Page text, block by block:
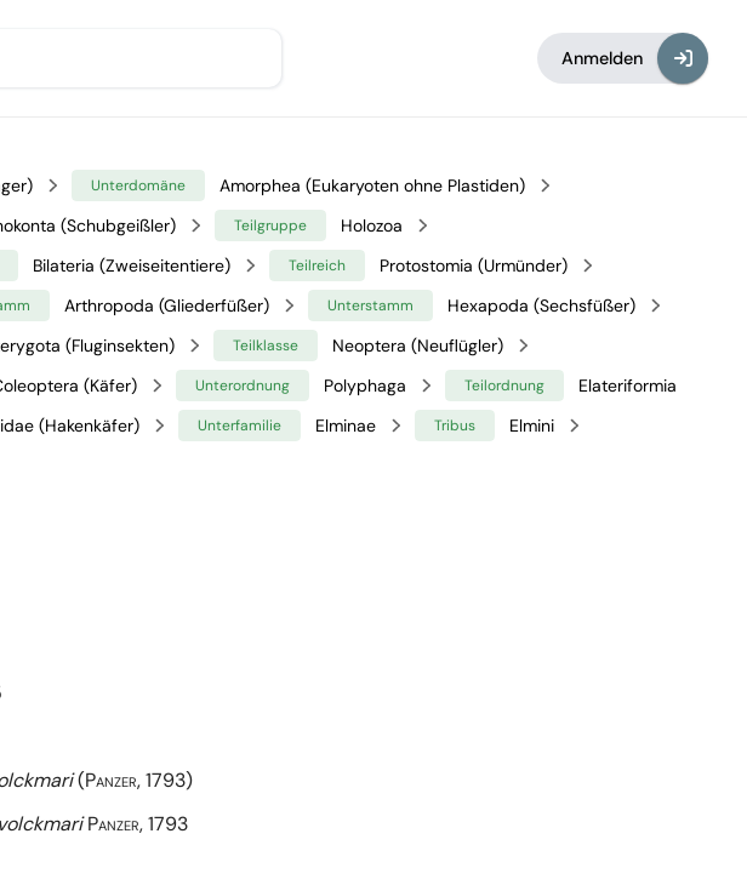
Anmelden
Unterdomäne Amorphea (Eukaryoten ohne Plastiden)
(Schubgeißler) Teilgruppe Holozoa
Bilateria (Zweiseitentiere) Teilreich Protostomia (Urmünder)
Arthropoda (Gliederfüßer) Unterstamm Hexapoda (Sechsfüßer)
(Fluginsekten) Teilklasse Neoptera (Neuflügler)
(Käfer) Unterordnung Polyphaga Teilordnung Elateriformia
(Hakenkäfer) Unterfamilie Elminae Tribus Elmini
(Panzer, 1793)
Panzer, 1793